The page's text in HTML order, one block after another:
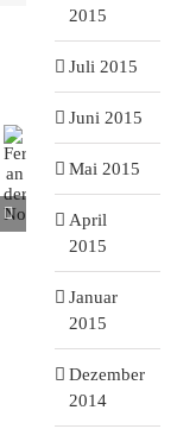
2015
Juli 2015
Juni 2015
Mai 2015
April
2015
Januar
2015
Dezember
2014